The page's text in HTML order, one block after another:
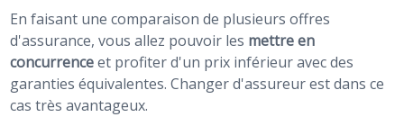
En faisant une comparaison de plusieurs offres
d'assurance, vous allez pouvoir les mettre en
concurrenceet profiter d'un prix inférieur avec des
garanties équivalentes. Changer d'assureur est dans ce
cas très avantageux.